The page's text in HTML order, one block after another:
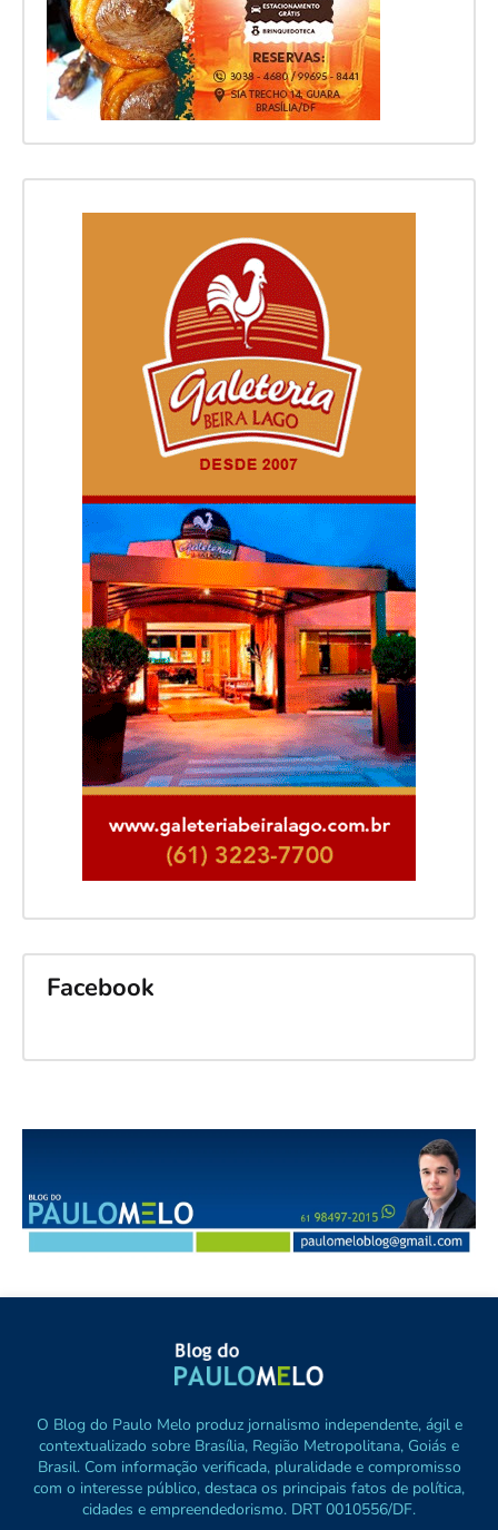
Facebook
O Blog do Paulo Melo produz jornalismo independente, ágil e
contextualizado sobre Brasília, Região Metropolitana, Goiás e
Brasil. Com informação verificada, pluralidade e compromisso
com o interesse público, destaca os principais fatos de política,
cidades e empreendedorismo. DRT 0010556/DF.